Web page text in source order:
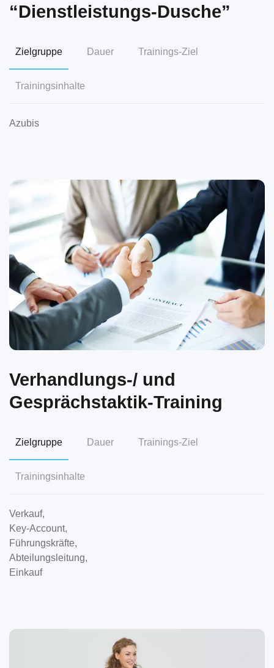
“Dienstleistungs-Dusche”
Zielgruppe Dauer Trainings-Ziel
Trainingsinhalte
Azubis
Verhandlungs-/ und
Gesprächstaktik-Training
Zielgruppe Dauer Trainings-Ziel
Trainingsinhalte
Verkauf,
Key-Account,
Führungskräfte,
Abteilungsleitung,
Einkauf